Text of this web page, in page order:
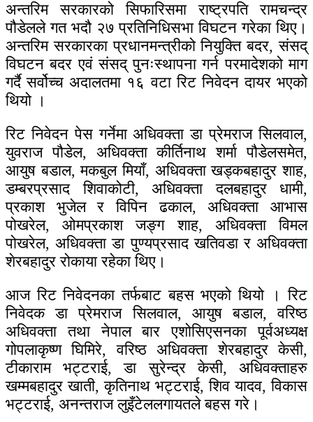
अन्तरिम सरकारको सिफारिसमा राष्ट्रपति रामचन्द्र
पौडेलले गत भदौ २७ प्रतिनिधिसभा विघटन गरेका थिए।
अन्तरिम सरकारका प्रधानमन्त्रीको नियुक्ति बदर, संसद्
विघटन बदर एवं संसद् पुनःस्थापना गर्न परमादेशको माग
गर्दै सर्वोच्च अदालतमा १६ वटा रिट निवेदन दायर भएको
थियो ।
रिट निवेदन पेस गर्नेमा अधिवक्ता डा प्रेमराज सिलवाल,
युवराज पौडेल, अधिवक्ता कीर्तिनाथ शर्मा पौडेलसमेत,
आयुष बडाल, मकबुल मियाँ, अधिवक्ता खड्कबहादुर शाह,
डम्बरप्रसाद शिवाकोटी, अधिवक्ता दलबहादुर धामी,
प्रकाश भुजेल र विपिन ढकाल, अधिवक्ता आभास
पोखरेल, ओमप्रकाश जङ्ग शाह, अधिवक्ता विमल
पोखरेल, अधिवक्ता डा पुण्यप्रसाद खतिवडा र अधिवक्ता
शेरबहादुर रोकाया रहेका थिए।
आज रिट निवेदनका तर्फबाट बहस भएको थियो । रिट
निवेदक डा प्रेमराज सिलवाल, आयुष बडाल, वरिष्ठ
अधिवक्ता तथा नेपाल बार एशोसिएसनका पूर्वअध्यक्ष
गोपलाकृष्ण घिमिरे, वरिष्ठ अधिवक्ता शेरबहादुर केसी,
टीकाराम भट्टराई, डा सुरेन्द्र केसी, अधिवक्ताहरु
खम्मबहादुर खाती, कृतिनाथ भट्टराई, शिव यादव, विकास
भट्टराई, अनन्तराज लुइँटेललगायतले बहस गरे।